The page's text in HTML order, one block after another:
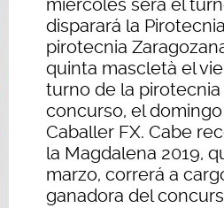
miércoles será el
disparará la
pirotecnia
quinta mascletà el
turno de la
concurso, el
Caballer FX. Cabe
la Magdalena 2019,
marzo, correrá a
ganadora del